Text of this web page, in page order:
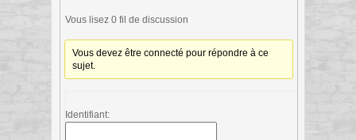
Vous lisez 0 fil de discussion
Vous devez être connecté pour répondre à ce
sujet.
Identifiant: